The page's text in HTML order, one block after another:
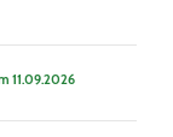
11.09.2026